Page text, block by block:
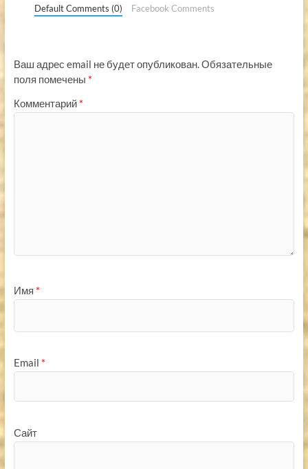
Default Comments (0) Facebook Comments
Ваш адрес email не будет опубликован.Обязательные
поля помечены *
Комментарий *
Имя *
Email *
Сайт